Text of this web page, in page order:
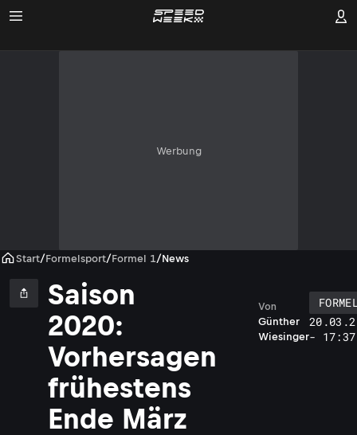
Werbung
Start/Formelsport/Formel 1/News
Saison
2020:
Vorhersagen
frühestens
Ende März
Günther
Wiesinger
Von
- 17:37